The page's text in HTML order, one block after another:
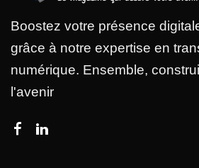
Boostez votre présence
grâce à notre expertise en
numérique. Ensemble,
l'avenir